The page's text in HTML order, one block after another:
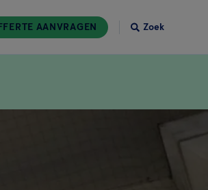
AANVRAGEN Zoek